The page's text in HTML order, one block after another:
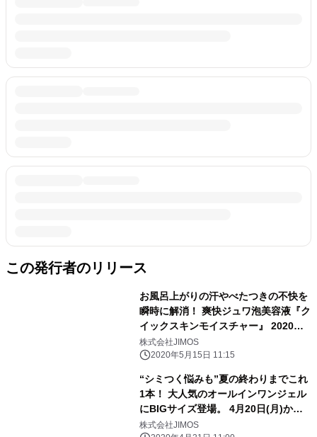
この発行者のリリース
お風呂上がりの汗やべたつきの不快を
瞬時に解消！ 爽快ジュワ泡美容液『ク
イックスキンモイスチャー』 2020年6
月1日(月)数量限定・新発売！
株式会社JIMOS
2020年5月15日 11:15
“シミつく悩みも”夏の終わりまでこれ
1本！ 大人気のオールインワンジェル
にBIGサイズ登場。 4月20日(月)から
数量限定で発売
株式会社JIMOS